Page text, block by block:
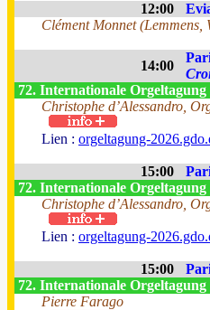
12:00
Clément Monnet (Lemmens,
14:00
72. Internationale Orgeltagung
Christophe d’Alessandro,
Lien : orgeltagung-
15:00
72. Internationale Orgeltagung
Christophe d’Alessandro,
Lien : orgeltagung-
15:00
72. Internationale Orgeltagung
Pierre Farago